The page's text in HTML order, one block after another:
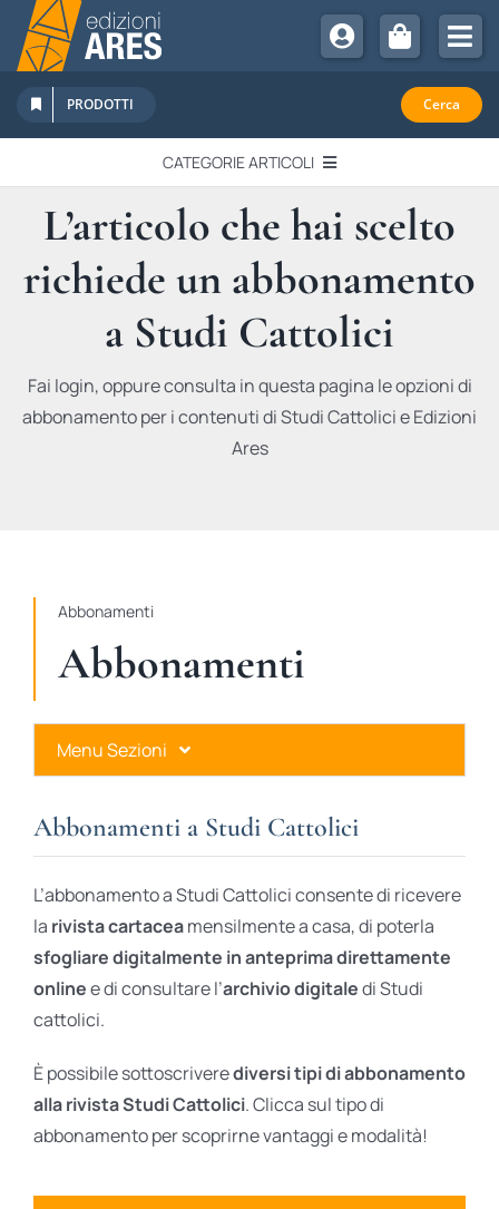
Salta
contenuto
Chi Siamo
Sostienici
Abbonamenti
Promozioni
Newsletter
PRODOTTI Cerca
CATEGORIE ARTICOLI
EDITORIALI
IN QUESTO NUMERO
RECENSIONI
L’articolo che hai scelto
richiede un abbonamento
a Studi Cattolici
Fai login, oppure consulta in questa pagina le opzioni di
abbonamento per i contenuti di Studi Cattolici e Edizioni
Ares
Abbonamenti
Abbonamenti
Menu Sezioni
Ares Gold
Ares Digital
Ares Gift Card
Abbonamenti a Studi Cattolici
L’abbonamento a Studi Cattolici consente di ricevere
la rivista cartaceamensilmente a casa, di poterla
sfogliare digitalmente in anteprima direttamente
onlinee di consultare l’archivio digitaledi Studi
cattolici.
È possibile sottoscriverediversi tipi di abbonamento
alla rivista Studi Cattolici. Clicca sul tipo di
abbonamento per scoprirne vantaggi e modalità!